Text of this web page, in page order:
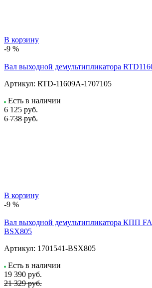
В корзину
-9 %
Вал выходной демультипликатора
Артикул: RTD-11609A-1707105
Есть в наличии
6 125 руб.
6 738 руб.
В корзину
-9 %
Вал выходной демультипликатора КПП
BSX805
Артикул: 1701541-BSX805
Есть в наличии
19 390 руб.
21 329 руб.